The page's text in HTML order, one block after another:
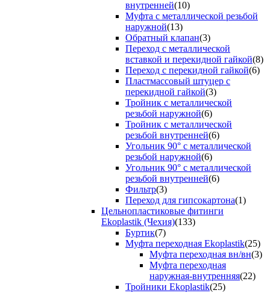
внутренней(10)
Муфта с металлической резьбой
наружной(13)
Обратный клапан(3)
Переход с металлической
вставкой и перекидной гайкой(8)
Переход с перекидной гайкой(6)
Пластмассовый штуцер с
перекидной гайкой(3)
Тройник с металлической
резьбой наружной(6)
Тройник с металлической
резьбой внутренней(6)
Угольник 90° с металлической
резьбой наружной(6)
Угольник 90° с металлической
резьбой внутренней(6)
Фильтр(3)
Переход для гипсокартона(1)
Цельнопластиковые фитинги
Ekoplastik (Чехия)(133)
Буртик(7)
Муфта переходная Ekoplastik(25)
Муфта переходная вн/вн(3)
Муфта переходная
наружная-внутренняя(22)
Тройники Ekoplastik(25)